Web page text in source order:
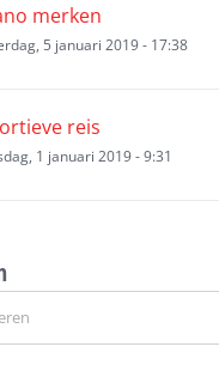
merken
5 januari 2019 - 17:38
reis
1 januari 2019 - 9:31